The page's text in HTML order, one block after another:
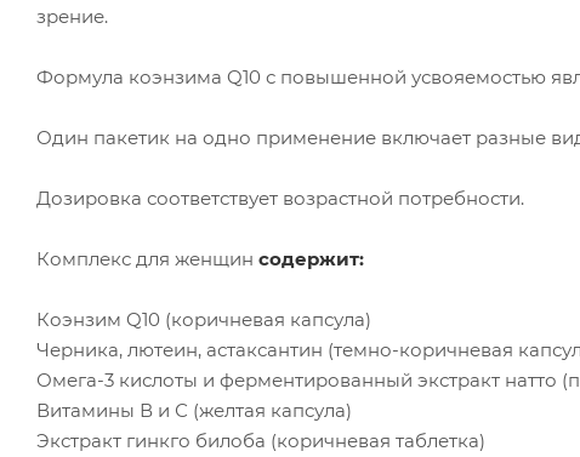
зрение.
Формула коэнзима Q10 с повышенной усвояемостью
Один пакетик на одно применение включает разные
Дозировка соответствует возрастной потребности.
Комплекс для женщин содержит:
Коэнзим Q10 (коричневая капсула)
Черника, лютеин, астаксантин (темно-коричневая
Омега-3 кислоты и ферментированный экстракт натто
Витамины В и С (желтая капсула)
Экстракт гинкго билоба (коричневая таблетка)